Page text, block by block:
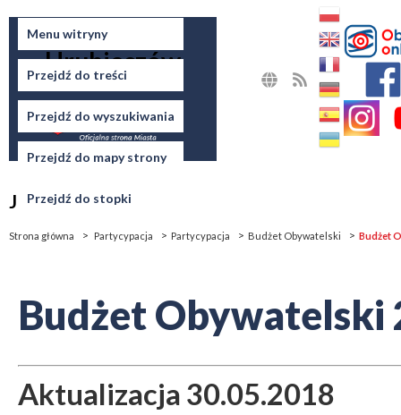
Menu witryny
Przejdź do treści
Przejdź do wyszukiwania
Przejdź do mapy strony
Przejdź do stopki
Miasto
Hrubieszów
Jesteś tutaj
Strona główna Partycypacja Partycypacja Budżet Obywatelski Budżet
Budżet Obywatelski
Aktualizacja 30.05.2018